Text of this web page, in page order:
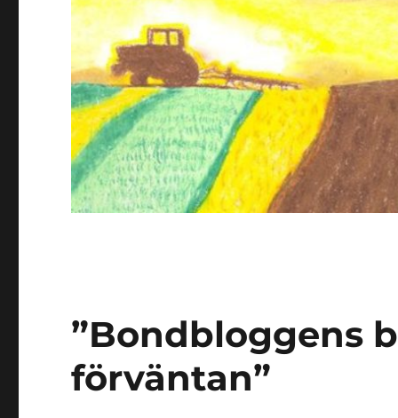
”Bondbloggens
förväntan”